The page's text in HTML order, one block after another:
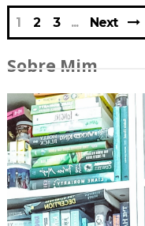
1 2 3 Next
Sobre Mim